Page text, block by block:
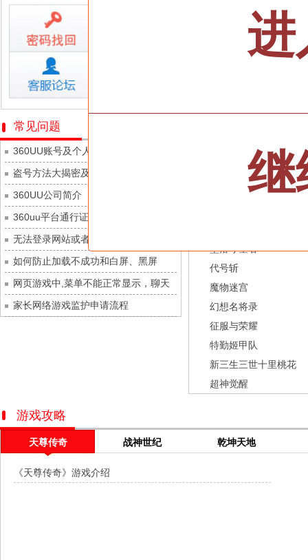
微乐捕鱼千炮版每日新服
帕瓦勇者传说
群英风华录
每日新服
小小仙王
少年名将
每日新服
寻龙英雄
每日新服
今日 10:00点
魔物迷宫
城防三国志
每日新服
九梦仙域
每日新服
豌豆大作战
每日新服
灵魂序章
每日新服
冒险守护
每日新服
绝地苍穹
每日新服
今日 10:00点
代号斩
每日新服
今日 10:00点
异星战舰
每日新服
今日 10:00点
天空的魔幻城
斩魔问道
每日新服
今日 10:00点
灵魂契约
每日新服
今日 10:00点
山海经异兽录 每日新服
常见问题
360UU账号及个人资料游戏数据安全
盗号方法大揭密及防范措施？
360UU公司简介
360uu平台通行证用户服务协议和相关
的条款和条件
无法登录网站或者看不到游戏列表的解
决方法
如何防止加载不成功和白屏、黑屏
网页游戏中,菜单不能正常显示，聊天
及其它功能不能正常使用的解决办法
家长网络游戏监护申请流程
仙侠
ABC DEF
天尊传奇
忍术大作战-山海封神
黎明召唤
龙之战歌
坠落守望者
代号斩
魔物迷宫
幻想名将录
征服与荣耀
特勤姬甲队
新三生三世十里桃花
超神觉醒
游戏攻略
天尊传奇 战神世纪 乾坤天地
《天尊传奇》游戏介绍
进
继